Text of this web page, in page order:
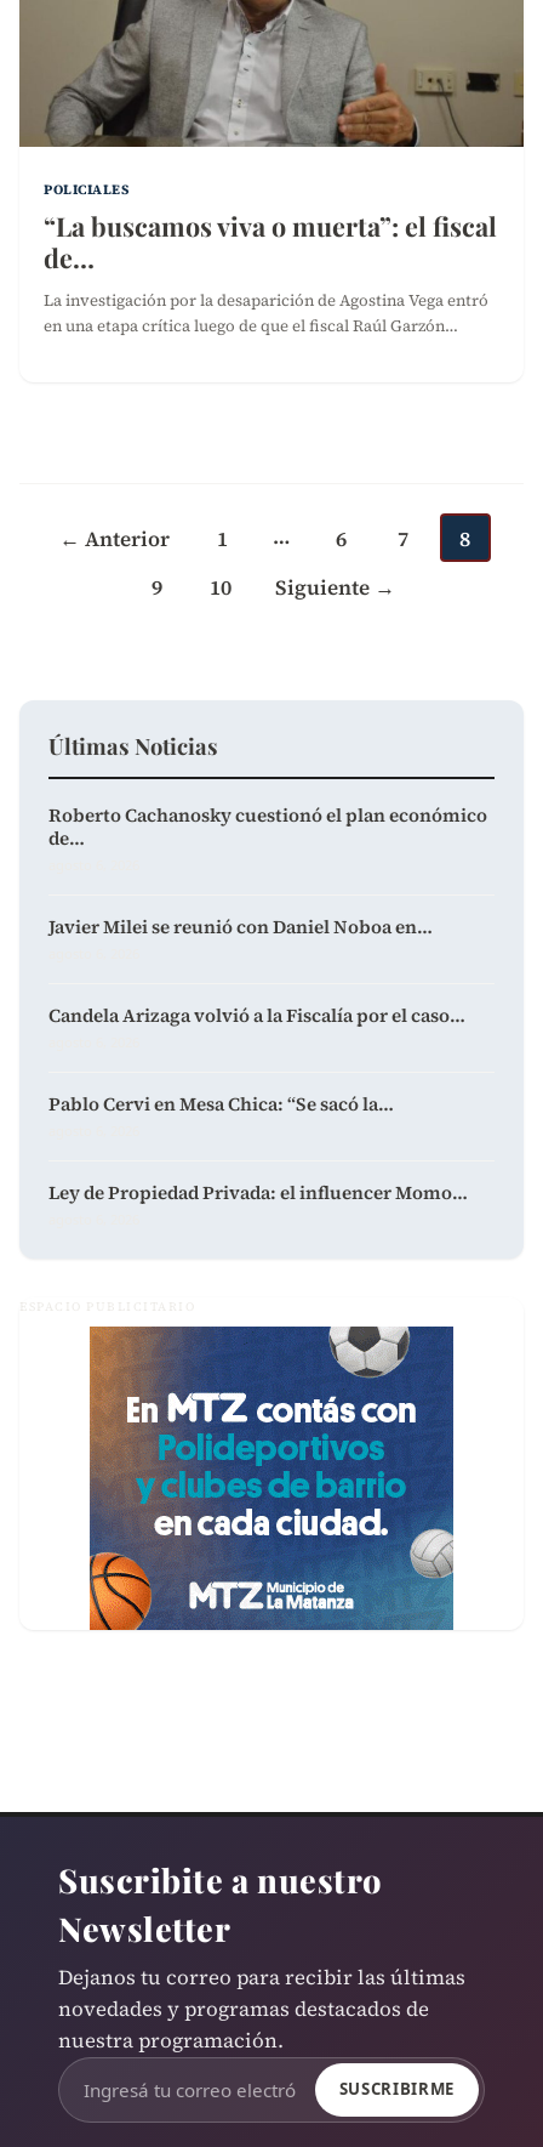
POLICIALES
“La buscamos viva o muerta”: el fiscal
de…
La investigación por la desaparición de Agostina Vega entró
en una etapa crítica luego de que el fiscal Raúl Garzón…
entradas
← Anterior 1 … 6 7
8
9
10 Siguiente →
Últimas Noticias
Roberto Cachanosky cuestionó el plan económico
de…
Javier Milei se reunió con Daniel Noboa en…
Candela Arizaga volvió a la Fiscalía por el caso…
Pablo Cervi en Mesa Chica: “Se sacó la…
Ley de Propiedad Privada: el influencer Momo…
ESPACIO PUBLICITARIO
Suscribite a nuestro
Newsletter
Dejanos tu correo para recibir las últimas
novedades y programas destacados de
nuestra programación.
SUSCRIBIRME